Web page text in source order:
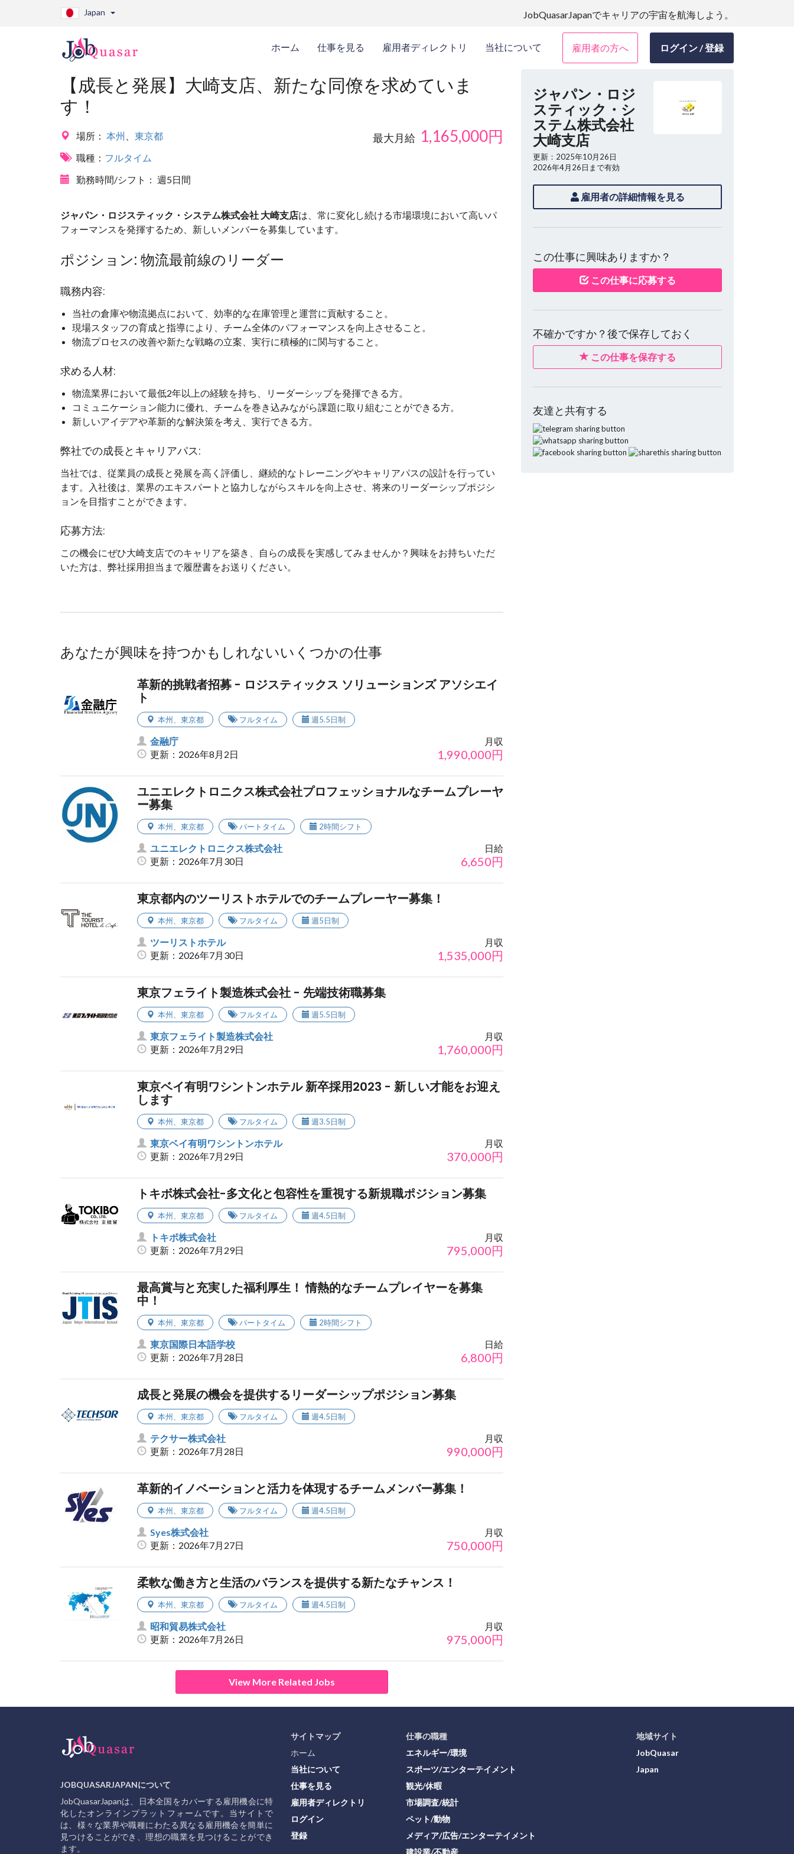
Japan JobQuasarJapanでキャリアの宇宙を航海しよう。
ホーム 仕事を見る 雇用者ディレクトリ 当社について 雇用者の方へ ログイン / 登録
【成長と発展】大崎支店、新たな同僚を求めていま
す！
場所： 本州
東京都
職種： フルタイム
勤務時間/シフト： 週5日間
最大月給 1,165,000円
ジャパン・ロジスティック・システム株式会社 大崎支店は、常に変化し続ける市場環境において高いパ
フォーマンスを発揮するため、新しいメンバーを募集しています。
ポジション: 物流最前線のリーダー
職務内容:
当社の倉庫や物流拠点において、効率的な在庫管理と運営に貢献すること。
現場スタッフの育成と指導により、チーム全体のパフォーマンスを向上させること。
物流プロセスの改善や新たな戦略の立案、実行に積極的に関与すること。
求める人材:
物流業界において最低2年以上の経験を持ち、リーダーシップを発揮できる方。
コミュニケーション能力に優れ、チームを巻き込みながら課題に取り組むことができる方。
新しいアイデアや革新的な解決策を考え、実行できる方。
弊社での成長とキャリアパス:
当社では、従業員の成長と発展を高く評価し、継続的なトレーニングやキャリアパスの設計を行ってい
ます。入社後は、業界のエキスパートと協力しながらスキルを向上させ、将来のリーダーシップポジシ
ョンを目指すことができます。
応募方法:
この機会にぜひ大崎支店でのキャリアを築き、自らの成長を実感してみませんか？興味をお持ちいただ
いた方は、弊社採用担当まで履歴書をお送りください。
あなたが興味を持つかもしれないいくつかの仕事
革新的挑戦者招募 - ロジスティックス ソリューションズ アソシエイ
ト
本州、 東京都 フルタイム 週5.5日制
金融庁
更新：2026年8月2日
月収
1,990,000円
ユニエレクトロニクス株式会社プロフェッショナルなチームプレーヤ
ー募集
本州、 東京都 パートタイム 2時間シフト
ユニエレクトロニクス株式会社
更新：2026年7月30日
日給
6,650円
東京都内のツーリストホテルでのチームプレーヤー募集！
本州、 東京都 フルタイム 週5日制
ツーリストホテル
更新：2026年7月30日
月収
1,535,000円
東京フェライト製造株式会社 - 先端技術職募集
本州、 東京都 フルタイム 週5.5日制
東京フェライト製造株式会社
更新：2026年7月29日
月収
1,760,000円
東京ベイ有明ワシントンホテル 新卒採用2023 - 新しい才能をお迎え
します
本州、 東京都 フルタイム 週3.5日制
東京ベイ有明ワシントンホテル
更新：2026年7月29日
月収
370,000円
トキボ株式会社-多文化と包容性を重視する新規職ポジション募集
本州、 東京都 フルタイム 週4.5日制
トキボ株式会社
更新：2026年7月29日
月収
795,000円
最高賞与と充実した福利厚生！ 情熱的なチームプレイヤーを募集
中！
本州、 東京都 パートタイム 2時間シフト
東京国際日本語学校
更新：2026年7月28日
日給
6,800円
成長と発展の機会を提供するリーダーシップポジション募集
本州、 東京都 フルタイム 週4.5日制
テクサー株式会社
更新：2026年7月28日
月収
990,000円
革新的イノベーションと活力を体現するチームメンバー募集！
本州、 東京都 フルタイム 週4.5日制
Syes株式会社
更新：2026年7月27日
月収
750,000円
柔軟な働き方と生活のバランスを提供する新たなチャンス！
本州、 東京都 フルタイム 週4.5日制
昭和貿易株式会社
更新：2026年7月26日
月収
975,000円
View More Related Jobs
ジャパン・ロジ
スティック・シ
ステム株式会社
大崎支店
更新：2025年10月26日
2026年4月26日まで有効
雇用者の詳細情報を見る
この仕事に興味ありますか？
この仕事に応募する
不確かですか？後で保存しておく
この仕事を保存する
友達と共有する
JOBQUASARJAPANについて
JobQuasarJapanは、日本全国をカバーする雇用機会に特
化したオンラインプラットフォームです。当サイトで
は、様々な業界や職種にわたる異なる雇用機会を簡単に
見つけることができ、理想の職業を見つけることができ
ます。
サイトマップ
ホーム
当社について
仕事を見る
雇用者ディレクトリ
ログイン
登録
仕事の職種
エネルギー/環境
スポーツ/エンターテイメント
観光/休暇
市場調査/統計
ペット/動物
メディア/広告/エンターテイメント
地域サイト
JobQuasar
Japan